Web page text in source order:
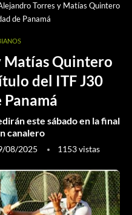
Torres y Matías Quintero
de Panamá
Matías Quintero
del ITF J30
este sábado en la final
canalero
08/2025 1153vistas